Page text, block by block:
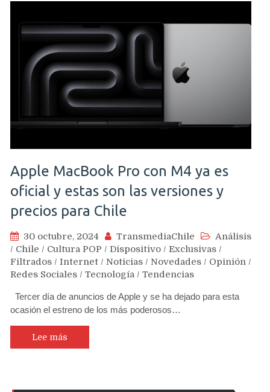
Apple MacBook Pro con M4 ya es
oficial y estas son las versiones y
precios para Chile
30 octubre, 2024 TransmediaChile
Análisis
/ Chile / Cultura POP / Dispositivo / Exclusivas /
Filtrados / Internet / Noticias / Novedades / Opinión /
Redes Sociales / Tecnología / Tendencias
Tercer día de anuncios de Apple y se ha dejado para esta
ocasión el estreno de los más poderosos…
Lee más